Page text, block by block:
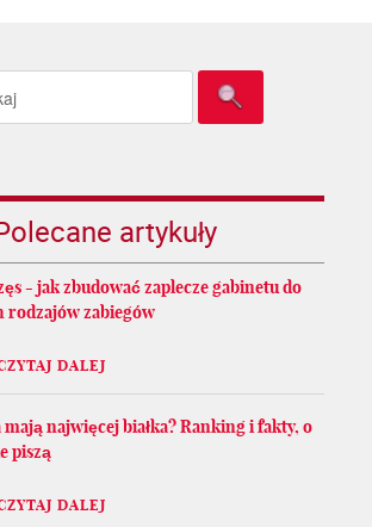
artykuły
- jak zbudować zaplecze gabinetu do
rodzajów zabiegów
DALEJ
najwięcej białka? Ranking i fakty, o
piszą
DALEJ